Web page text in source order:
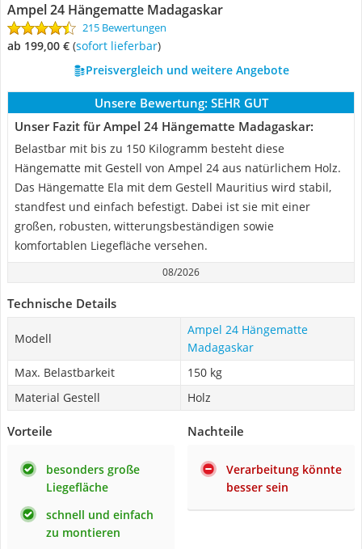
Ampel 24 Hängematte Madagaskar
215 Bewertungen
ab 199,00 € ( Sofort lieferbar)
Preisvergleich und weitere Angebote
Unsere Bewertung: SEHR GUT
Unser Fazit für Ampel 24 Hängematte Madagaskar:
Belastbar mit bis zu 150 Kilogramm besteht diese
Hängematte mit Gestell von Ampel 24 aus natürlichem Holz.
Das Hängematte Ela mit dem Gestell Mauritius wird stabil,
standfest und einfach befestigt. Dabei ist sie mit einer
großen, robusten, witterungsbeständigen sowie
komfortablen Liegefläche versehen.
08/2026
Technische Details
Modell
Ampel 24 Hängematte
Madagaskar
Max. Belastbarkeit
150 kg
Material Gestell
Holz
Vorteile
besonders große
Liegefläche
schnell und einfach
zu montieren
Nachteile
Verarbeitung könnte
besser sein